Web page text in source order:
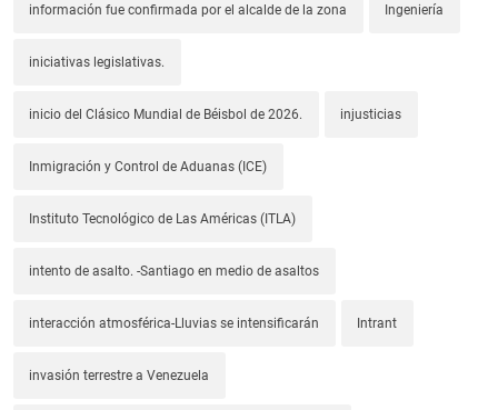
información fue confirmada por el alcalde de la zona Ingeniería
iniciativas legislativas.
inicio del Clásico Mundial de Béisbol de 2026. injusticias
Inmigración y Control de Aduanas (ICE)
Instituto Tecnológico de Las Américas (ITLA)
intento de asalto. -Santiago en medio de asaltos
interacción atmosférica-Lluvias se intensificarán Intrant
invasión terrestre a Venezuela